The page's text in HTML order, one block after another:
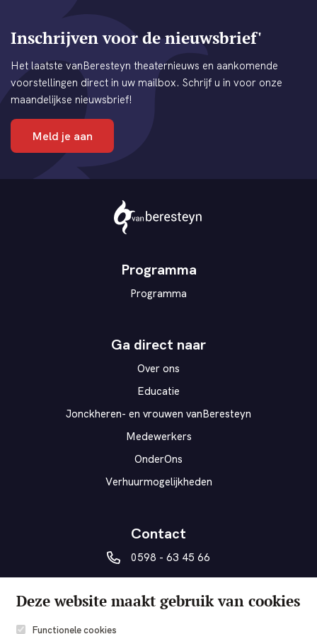
Deze website maakt gebruik van cookies
Functionele cookies
Inschrijven voor de nieuwsbrief'
Het laatste vanBeresteyn theaternieuws en aankomende
voorstellingen direct in uw mailbox. Schrijf u in voor onze
maandelijkse nieuwsbrief!
Meld je aan
Theater
Programma
Programma
Ga direct naar
Over ons
Educatie
Jonckheren- en vrouwen vanBeresteyn
Medewerkers
OnderOns
Verhuurmogelijkheden
Contact
0598 - 63 45 66
Museumplein 5a
9641 AD Veendam